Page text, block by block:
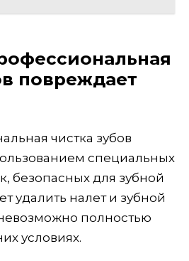
повреждает
чистка зубов
специальных
безопасных для зубной
удалить налет и зубной
полностью
условиях.